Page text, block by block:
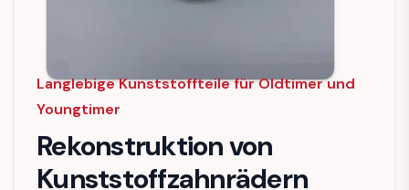
Langlebige Kunststoffteile für Oldtimer und
Youngtimer
Rekonstruktion von
Kunststoffzahnrädern